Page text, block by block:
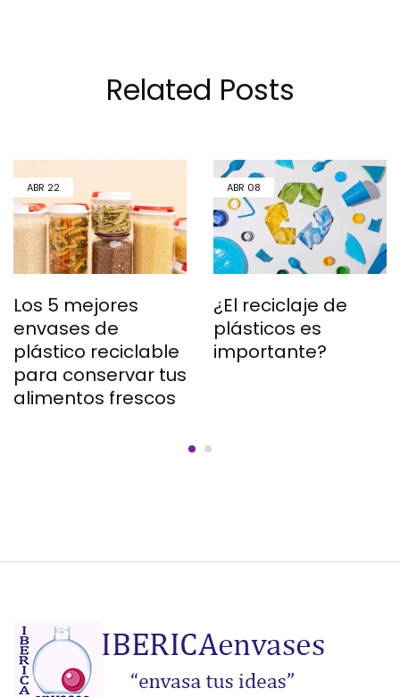
Related Posts
ABR 22
Los 5 mejores
envases de
plástico reciclable
para conservar tus
alimentos frescos
ABR 08
¿El reciclaje de
plásticos es
importante?